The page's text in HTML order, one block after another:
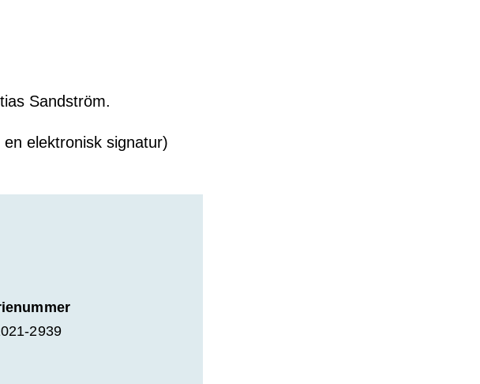
Sandström.
elektronisk signatur)
2939